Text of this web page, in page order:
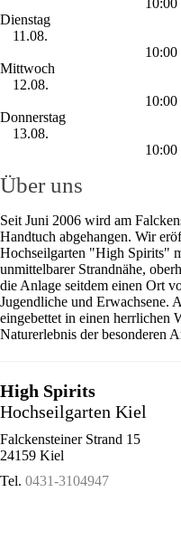
Dienstag
11.08.
10:00
Mittwoch
12.08.
10:00
Donnerstag
13.08.
10:00
Über uns
Seit Juni 2006 wird am
Handtuch abgehangen. Wir
Hochseilgarten "High Spirits"
unmittelbarer Strandnähe,
die Anlage seitdem einen Ort
Jugendliche und Erwachsene.
eingebettet in einen herrlichen
Naturerlebnis der besonderen
High Spirits
Hochseilgarten Kiel
Falckensteiner Strand 15
24159 Kiel
Tel. 0431-3104947